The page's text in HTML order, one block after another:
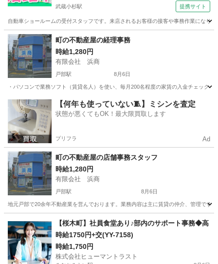
武蔵小杉駅 提携サイト
自動車ショールームの受付スタッフです。来店されるお客様の接客や事務作業になり
神奈川 川崎市 武蔵小杉駅 一般事務
町の不動産屋の経理事務
時給1,280円
有限会社 浜商
戸部駅 8月6日
・パソコンで業務ソフト（賃貸名人）を使い、毎月200名程度の家賃の入金チェック
神奈川 横浜市 戸部駅 経理 パート
【何年も使っていない🧵】ミシンを査定
状態が悪くてもOK！最大限買取します
プリフラ Ad
町の不動産屋の店舗事務スタッフ
時給1,280円
有限会社 浜商
戸部駅 8月6日
地元戸部で20余年不動産業を営んでおります。業務内容は主に賃貸の仲介、管理です
戸部駅 一般事務 ネット
【桜木町】社員食堂あり♪部内のサポート事務◆高
時給1750円+交(YY-7158)
時給1,750円
株式会社ヒューマントラスト